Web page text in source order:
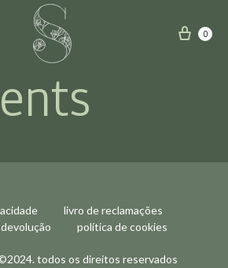
0
todos os direitos reservados
livro de reclamações
política de cookies